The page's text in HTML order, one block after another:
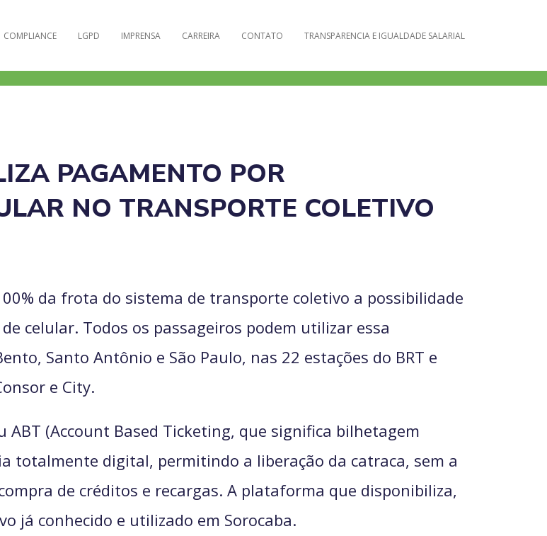
COMPLIANCE LGPD IMPRENSA CARREIRA CONTATO TRANSPARENCIA E IGUALDADE SALARIAL
PAGAMENTO POR
NO TRANSPORTE COLETIVO
da frota do sistema de transporte coletivo a possibilidade
celular. Todos os passageiros podem utilizar essa
Santo Antônio e São Paulo, nas 22 estações do BRT e
e City.
(Account Based Ticketing, que significa bilhetagem
totalmente digital, permitindo a liberação da catraca, sem a
de créditos e recargas. A plataforma que disponibiliza,
já conhecido e utilizado em Sorocaba.